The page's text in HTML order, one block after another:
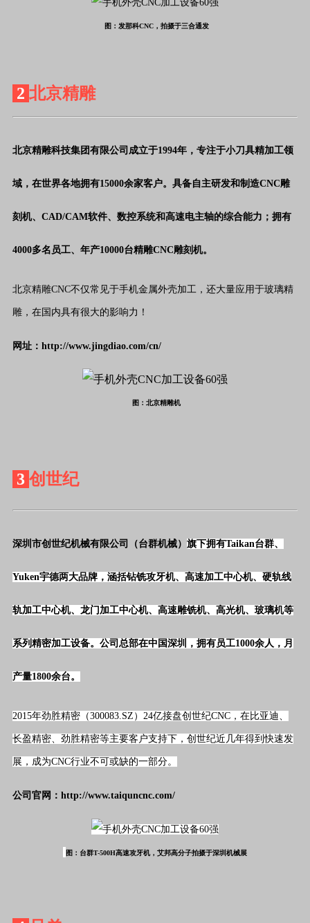
图：发那科CNC，拍摄于三合通发
2 北京精雕
北京精雕科技集团有限公司成立于1994年，专注于小刀具精加工领
域，在世界各地拥有15000余家客户。具备自主研发和制造CNC雕
刻机、CAD/CAM软件、数控系统和高速电主轴的综合能力；拥有
4000多名员工、年产10000台精雕CNC雕刻机。
北京精雕CNC不仅常见于手机金属外壳加工，还大量应用于玻璃精
雕，在国内具有很大的影响力！
网址：http://www.jingdiao.com/cn/
图：北京精雕机
3 创世纪
深圳市创世纪机械有限公司（台群机械） 旗下拥有Taikan台群、
Yuken宇德两大品牌，涵括钻铣攻牙机、高速加工中心机、硬轨线
轨加工中心机、龙门加工中心机、高速雕铣机、高光机、玻璃机等
系列精密加工设备。公司总部在中国深圳，拥有员工1000余人，月
产量1800余台。
2015年劲胜精密（300083.SZ）24亿接盘创世纪CNC，在比亚迪、
长盈精密、劲胜精密等主要客户支持下，创世纪近几年得到快速发
展，成为CNC行业不可或缺的一部分。
公司官网：http://www.taiquncnc.com/
图：台群T-500H高速攻牙机，艾邦高分子拍摄于深圳机械展